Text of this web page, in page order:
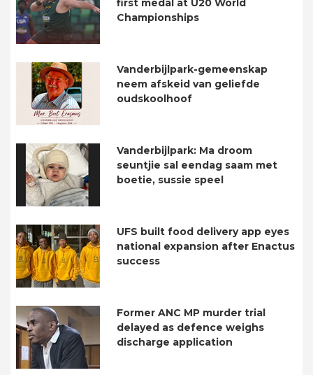
first medal at U20 World
Championships
Vanderbijlpark-gemeenskap
neem afskeid van geliefde
oudskoolhoof
Vanderbijlpark: Ma droom
seuntjie sal eendag saam met
boetie, sussie speel
UFS built food delivery app eyes
national expansion after Enactus
success
Former ANC MP murder trial
delayed as defence weighs
discharge application